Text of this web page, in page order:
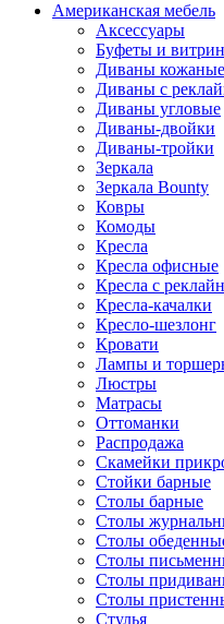
Американская мебель
Аксессуары
Буфеты и
Диваны кожаные
Диваны с
Диваны угловые
Диваны-двойки
Диваны-тройки
Зеркала
Зеркала Bounty
Ковры
Комоды
Кресла
Кресла офисные
Кресла с
Кресла-качалки
Кресло-шезлонг
Кровати
Лампы и
Люстры
Матрасы
Оттоманки
Распродажа
Скамейки
Стойки барные
Столы барные
Столы
Столы
Столы
Столы
Столы
Стулья